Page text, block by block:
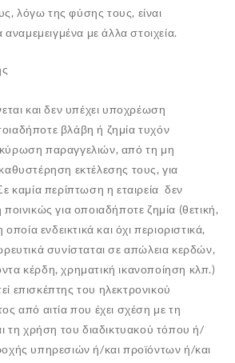
λόγω της φύσης τους, είναι
με άλλα στοιχεία.
και δεν υπέχει υποχρέωση
βλάβη ή ζημία τυχόν
παραγγελιών, από τη μη
εκτέλεσης τους, για
καμία περίπτωση η εταιρεία δεν
για οποιαδήποτε ζημία (θετική,
ενδεικτικά και όχι περιοριστικά,
συνίσταται σε απώλεια κερδών,
κέρδη, χρηματική ικανοποίηση κλπ.)
επισκέπτης του ηλεκτρονικού
από αιτία που έχει σχέση με τη
τη χρήση του διαδικτυακού τόπου ή/
υπηρεσιών ή/και προϊόντων ή/και